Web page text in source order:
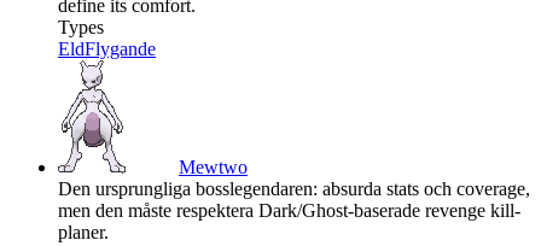
define its comfort.
Types
EldFlygande
Mewtwo
Den ursprungliga bosslegendaren: absurda stats och coverage,
men den måste respektera Dark/Ghost-baserade revenge kill-
planer.